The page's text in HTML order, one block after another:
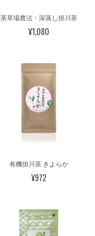
茶草場農法・深蒸し掛川茶
¥1,080
有機掛川茶 きよらか
¥972